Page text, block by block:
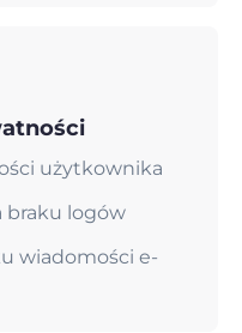
użytkownika
braku logów
wiadomości e-